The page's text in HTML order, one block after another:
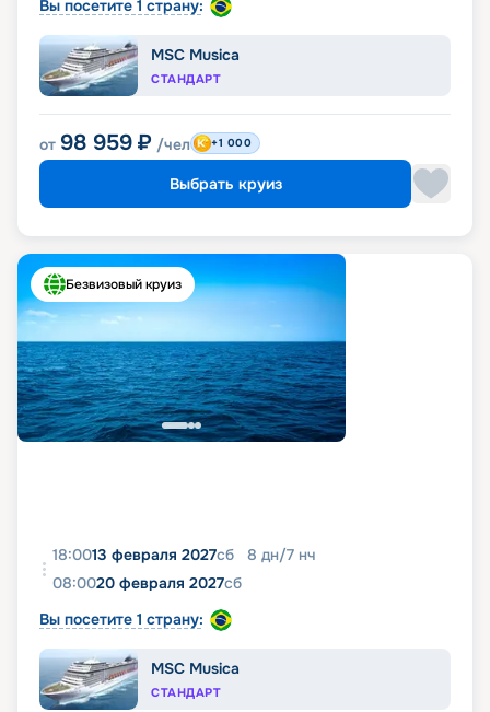
Вы посетите 1 страну:
MSC Musica
СТАНДАРТ
от 98 959 ₽ /чел +1 000
Выбрать круиз
Безвизовый круиз
18:0013 февраля 2027сб 8 дн/7 нч
08:0020 февраля 2027сб
Вы посетите 1 страну:
MSC Musica
СТАНДАРТ